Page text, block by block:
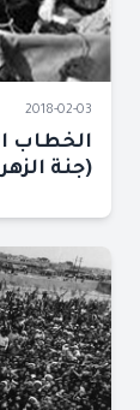
2018-02-03
الخطاب
(جنة